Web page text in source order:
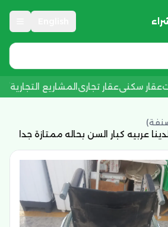
عقار سكنيعقار تجاري المشاريع التجارية
عربيه كبار السن بحاله ممتازة جدا